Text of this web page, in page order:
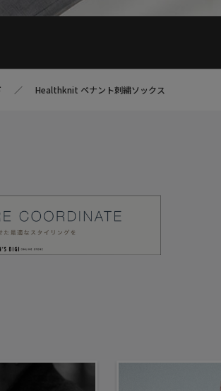
Healthknit ペナント刺繍ソックス